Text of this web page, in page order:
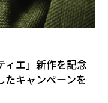
ィエ」新作を記念
たキャンペーンを